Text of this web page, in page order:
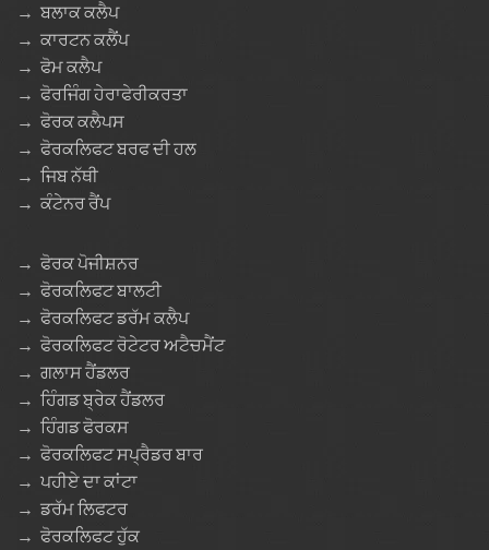
→ ਬਲਾਕ ਕਲੈਪ
→ ਕਾਰਟਨ ਕਲੈਂਪ
→ ਫੋਮ ਕਲੈਪ
→ ਫੋਰਜਿੰਗ ਹੇਰਾਫੇਰੀਕਰਤਾ
→ ਫੋਰਕ ਕਲੈਪਸ
→ ਫੋਰਕਲਿਫਟ ਬਰਫ ਦੀ ਹਲ
→ ਜਿਬ ਨੱਥੀ
→ ਕੰਟੇਨਰ ਰੈਂਪ
→ ਫੋਰਕ ਪੋਜੀਸ਼ਨਰ
→ ਫੋਰਕਲਿਫਟ ਬਾਲਟੀ
→ ਫੋਰਕਲਿਫਟ ਡਰੱਮ ਕਲੈਪ
→ ਫੋਰਕਲਿਫਟ ਰੋਟੇਟਰ ਅਟੈਚਮੈਂਟ
→ ਗਲਾਸ ਹੈਂਡਲਰ
→ ਹਿੰਗਡ ਬ੍ਰੇਕ ਹੈਂਡਲਰ
→ ਹਿੰਗਡ ਫੋਰਕਸ
→ ਫੋਰਕਲਿਫਟ ਸਪ੍ਰੈਡਰ ਬਾਰ
→ ਪਹੀਏ ਦਾ ਕਾਂਟਾ
→ ਡਰੱਮ ਲਿਫਟਰ
→ ਫੋਰਕਲਿਫਟ ਹੁੱਕ